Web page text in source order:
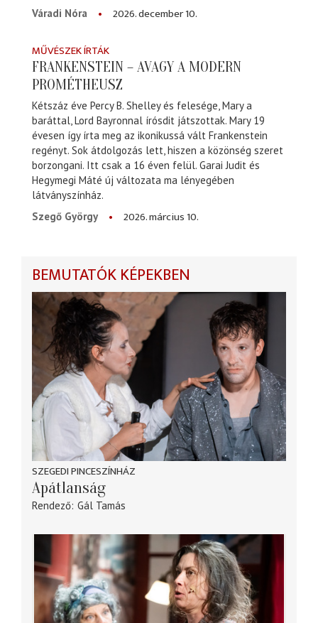
Váradi Nóra
2026. december 10.
MŰVÉSZEK ÍRTÁK
FRANKENSTEIN – AVAGY A MODERN
PROMÉTHEUSZ
Kétszáz éve Percy B. Shelley és felesége, Mary a
baráttal, Lord Bayronnal írósdit játszottak. Mary 19
évesen így írta meg az ikonikussá vált Frankenstein
regényt. Sok átdolgozás lett, hiszen a közönség szeret
borzongani. Itt csak a 16 éven felül. Garai Judit és
Hegymegi Máté új változata ma lényegében
látványszínház.
Szegő György
2026. március 10.
BEMUTATÓK KÉPEKBEN
SZEGEDI PINCESZÍNHÁZ
Apátlanság
Rendező Gál Tamás